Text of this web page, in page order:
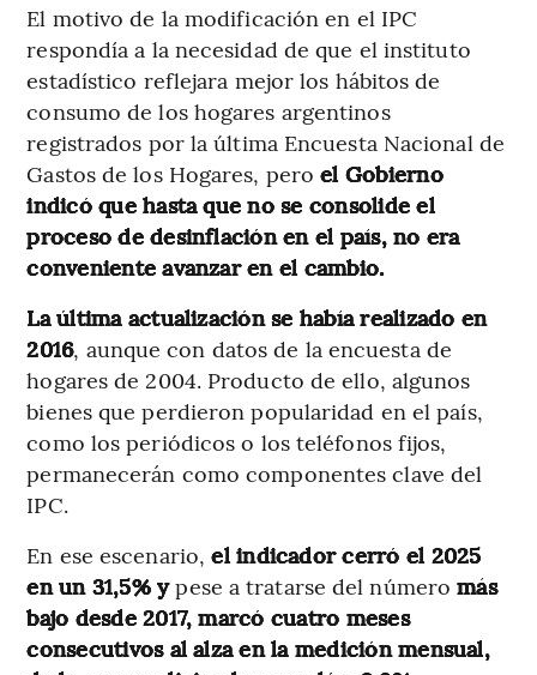
El motivo de la modificación en el IPC
respondía a la necesidad de que el instituto
estadístico reflejara mejor los hábitos de
consumo de los hogares argentinos
registrados por la última Encuesta Nacional de
Gastos de los Hogares, peroel Gobierno
indicó que hasta que no se consolide el
proceso de desinflación en el país, no era
conveniente avanzar en el cambio.
La última actualización se había realizado en
2016, aunque con datos de la encuesta de
hogares de 2004. Producto de ello, algunos
bienes que perdieron popularidad en el país,
como los periódicos o los teléfonos fijos,
permanecerán como componentes clave del
IPC.
En ese escenario, el indicador cerró el 2025
en un 31,5% ypese a tratarse del númeromás
bajo desde 2017, marcó cuatro meses
consecutivos al alza en la medición mensual,